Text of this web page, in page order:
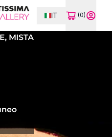
IT (0)
MISTA